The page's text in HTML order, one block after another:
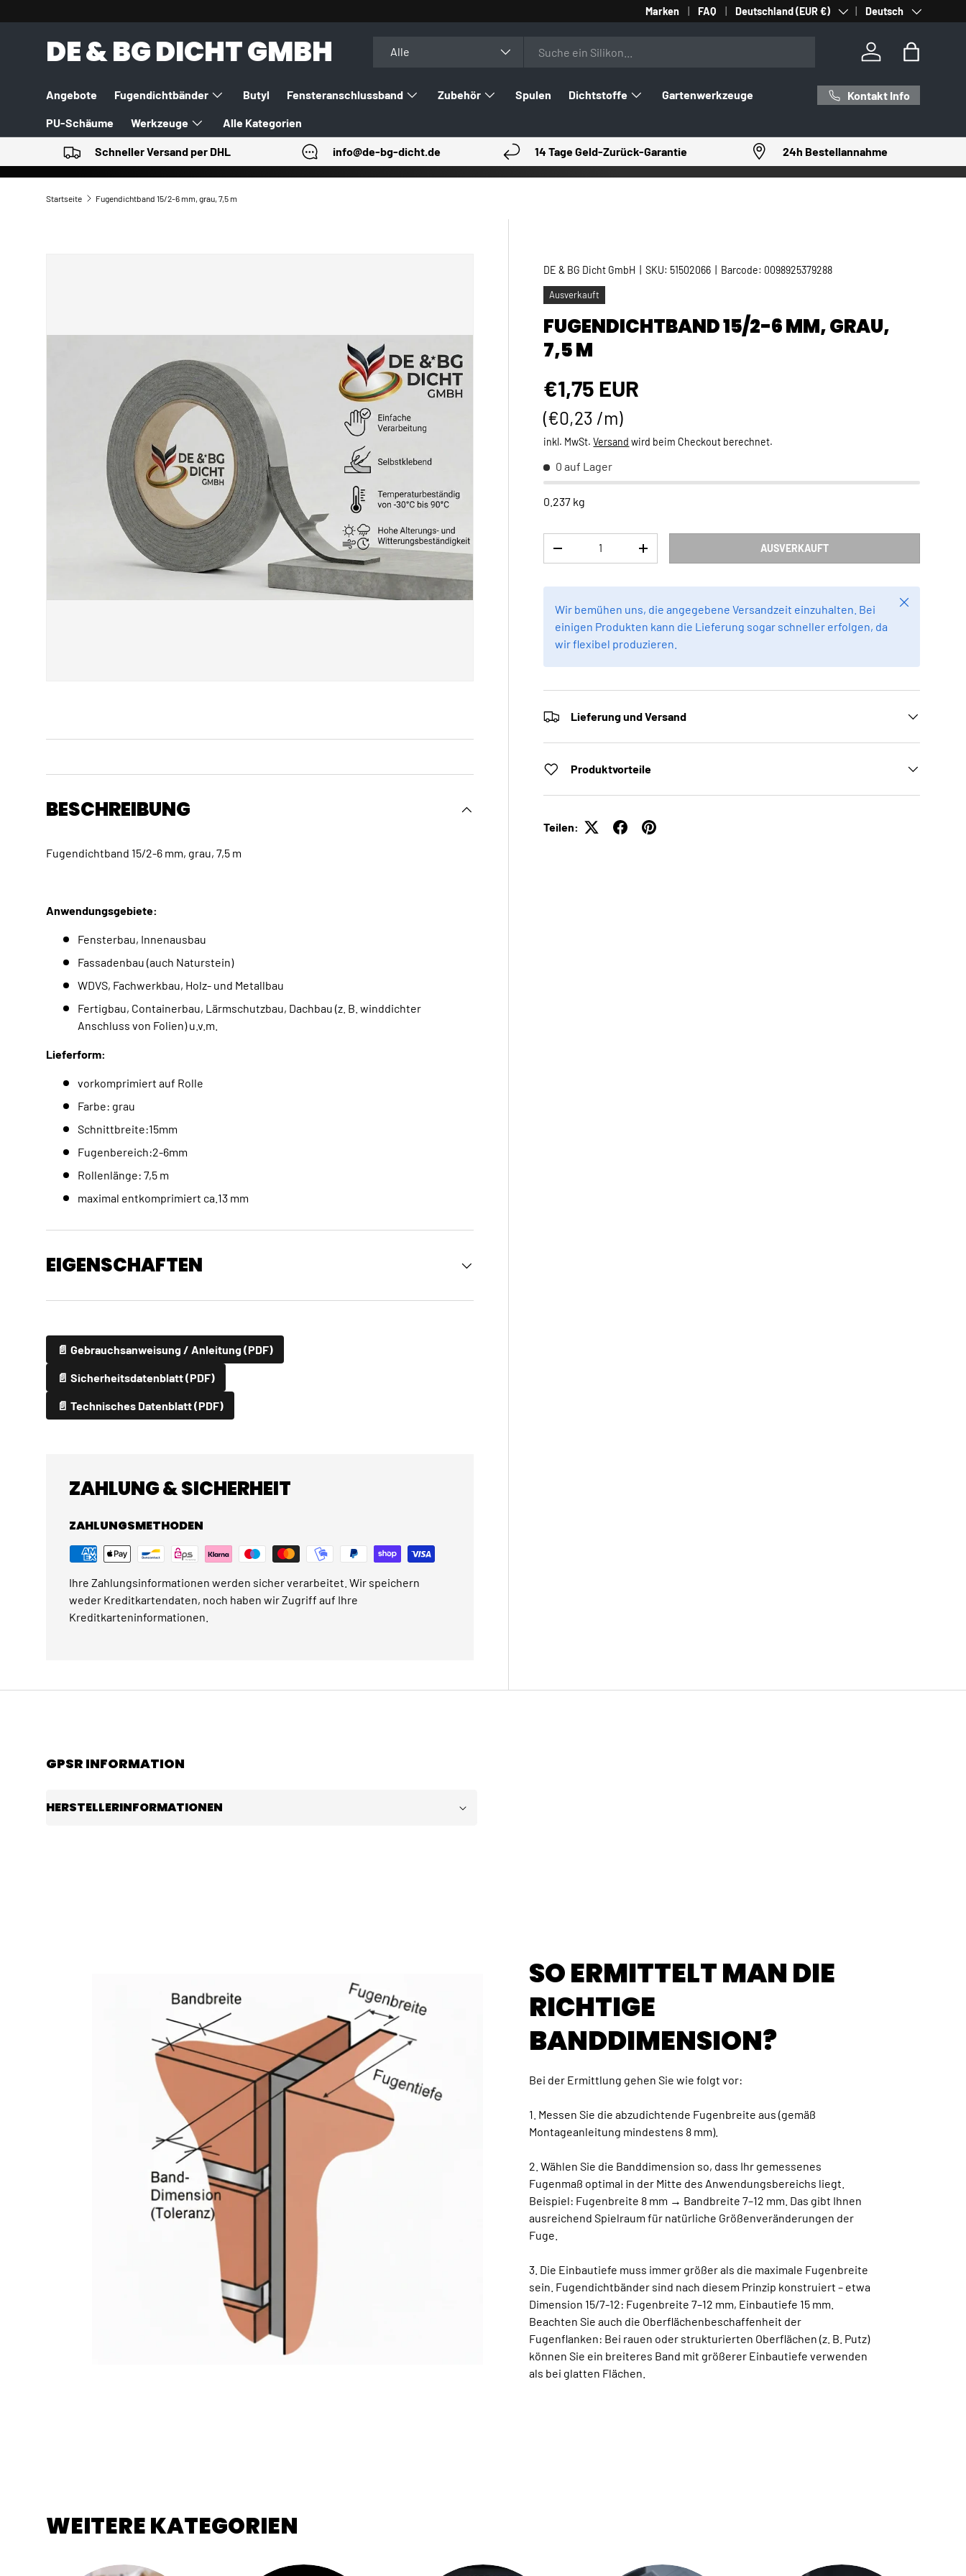
DIREKT ZUM INHALT
Marken FAQ Land/Region
Deutschland (EUR €) SpracheDeutsch
DE & BG DICHT GMBH Alle
Einloggen
Angebote Fugendichtbänder Butyl Fensteranschlussband Zubehör Spulen Dichtstoffe Gartenwerkzeuge
PU-Schäume Werkzeuge Alle Kategorien
Kontakt Info
Schneller Versand per DHL info@de-bg-dicht.de 14 Tage Geld-Zurück-Garantie 24h Bestellannahme
Startseite Fugendichtband 15/2-6 mm, grau, 7,5 m
DE & BG Dicht GmbH |SKU: 51502066 Barcode: 0098925379288
Ausverkauft
FUGENDICHTBAND 15/2-6 MM, GRAU,
7,5 M
Normaler Preis
€1,75 EUR
Grundpreis
€0,23 /m
inkl. MwSt.Versand wird beim Checkout berechnet.
0 auf Lager
0.237 kg
MENGE VERRINGERNMENGE ERHÖHEN AUSVERKAUFT
Wir bemühen uns, die angegebene Versandzeit einzuhalten. Bei
einigen Produkten kann die Lieferung sogar schneller erfolgen, da
wir flexibel produzieren.
Schließen
Lieferung und Versand
Produktvorteile
Teilen:
BESCHREIBUNG
Fugendichtband 15/2-6 mm, grau, 7,5 m
Anwendungsgebiete:
Fensterbau, Innenausbau
Fassadenbau (auch Naturstein)
WDVS, Fachwerkbau, Holz- und Metallbau
Fertigbau, Containerbau, Lärmschutzbau, Dachbau (z. B. winddichter
Anschluss von Folien) u.v.m.
Lieferform:
vorkomprimiert auf Rolle
Farbe: grau
Schnittbreite:15mm
Fugenbereich:2-6mm
Rollenlänge: 7,5 m
maximal entkomprimiert ca.13 mm
EIGENSCHAFTEN
📄 Gebrauchsanweisung / Anleitung (PDF)
📄 Sicherheitsdatenblatt (PDF)
📄 Technisches Datenblatt (PDF)
ZAHLUNG & SICHERHEIT
ZAHLUNGSMETHODEN
Ihre Zahlungsinformationen werden sicher verarbeitet. Wir speichern
weder Kreditkartendaten, noch haben wir Zugriff auf Ihre
Kreditkarteninformationen.
GPSR INFORMATION
HERSTELLERINFORMATIONEN
SO ERMITTELT MAN DIE
RICHTIGE
BANDDIMENSION?
Bei der Ermittlung gehen Sie wie folgt vor:
1. Messen Sie die abzudichtende Fugenbreite aus (gemäß
Montageanleitung mindestens 8 mm).
2. Wählen Sie die Banddimension so, dass Ihr gemessenes
Fugenmaß optimal in der Mitte des Anwendungsbereichs liegt.
Beispiel: Fugenbreite 8 mm → Bandbreite 7–12 mm. Das gibt Ihnen
ausreichend Spielraum für natürliche Größenveränderungen der
Fuge.
3. Die Einbautiefe muss immer größer als die maximale Fugenbreite
sein. Fugendichtbänder sind nach diesem Prinzip konstruiert – etwa
Dimension 15/7-12: Fugenbreite 7–12 mm, Einbautiefe 15 mm.
Beachten Sie auch die Oberflächenbeschaffenheit der
Fugenflanken: Bei rauen oder strukturierten Oberflächen (z. B. Putz)
können Sie ein breiteres Band mit größerer Einbautiefe verwenden
als bei glatten Flächen.
WEITERE KATEGORIEN